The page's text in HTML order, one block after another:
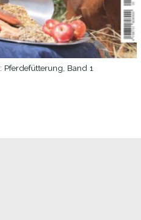
Pferdefütterung, Band 1